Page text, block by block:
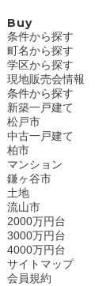
Buy
条件から探す
町名から探す
学区から探す
現地販売会情報
条件から探す
新築一戸建て
松戸市
中古一戸建て
柏市
マンション
鎌ヶ谷市
土地
流山市
2000万円台
3000万円台
4000万円台
サイトマップ
会員規約